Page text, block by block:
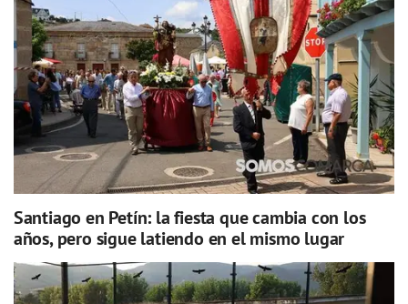
Santiago en Petín: la fiesta que cambia con los
años, pero sigue latiendo en el mismo lugar